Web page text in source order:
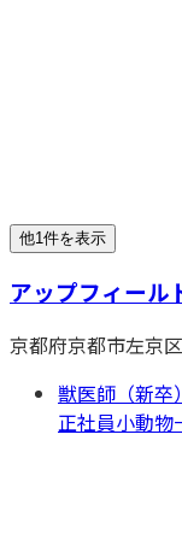
他1件を表示
アップフィール
京都府京都市左京区
獣医師（新卒）
正社員小動物